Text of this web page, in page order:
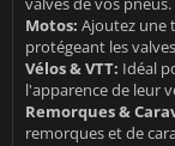
Motos: Ajoutez une
protégeant les
Vélos & VTT: Idéal
l'apparence de leur
Remorques &
remorques et de